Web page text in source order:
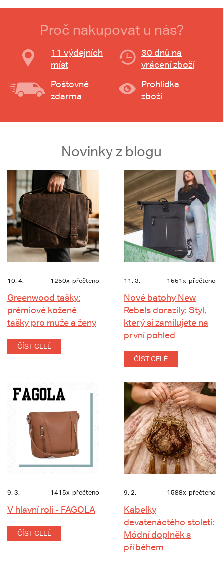
Proč nakupovat u nás?
11 výdejních
míst
30 dnů na
vrácení zboží
Poštovné
zdarma
Prohlídka
zboží
Novinky z blogu
10. 4. 1250x přečteno
Greenwood tašky:
prémiové kožené
tašky pro muže a ženy
ČÍST CELÉ
11. 3. 1551x přečteno
Nové batohy New
Rebels dorazily: Styl,
který si zamilujete na
první pohled
ČÍST CELÉ
9. 3. 1415x přečteno
V hlavní roli - FAGOLA
ČÍST CELÉ
9. 2. 1588x přečteno
Kabelky
devatenáctého století:
Módní doplněk s
příběhem